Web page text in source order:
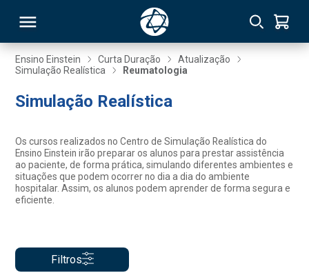
Ensino Einstein Curta Duração
Atualização
Simulação Realística
Reumatologia
Simulação Realística
Os cursos realizados no Centro de Simulação Realística do
Ensino Einstein irão preparar os alunos para prestar assistência
ao paciente, de forma prática, simulando diferentes ambientes e
situações que podem ocorrer no dia a dia do ambiente
hospitalar. Assim, os alunos podem aprender de forma segura e
eficiente.
Filtros